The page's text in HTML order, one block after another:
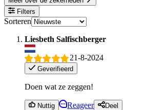
Filters
Sorteren
Liesbeth Salfischberger
21-8-2024
Geverifieerd
Doen wat ze zeggen!
Nuttig Reageer Deel